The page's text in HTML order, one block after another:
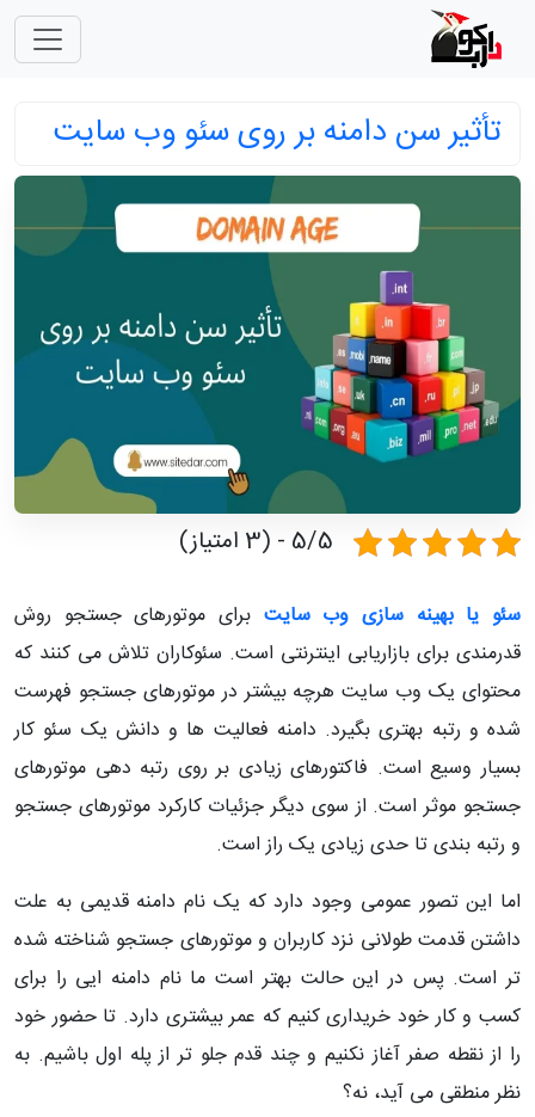
تأثیر سن دامنه بر روی سئو وب سایت
5/5 - (3 امتیاز)
سئو یا بهینه سازی وب سایت برای موتورهای جستجو روش
قدرمندی برای بازاریابی اینترنتی است. سئوکاران تلاش می کنند که
محتوای یک وب سایت هرچه بیشتر در موتورهای جستجو فهرست
شده و رتبه بهتری بگیرد. دامنه فعالیت ها و دانش یک سئو کار
بسیار وسیع است. فاکتورهای زیادی بر روی رتبه دهی موتورهای
جستجو موثر است. از سوی دیگر جزئیات کارکرد موتورهای جستجو
و رتبه بندی تا حدی زیادی یک راز است.
اما این تصور عمومی وجود دارد که یک نام دامنه قدیمی به علت
داشتن قدمت طولانی نزد کاربران و موتورهای جستجو شناخته شده
تر است. پس در این حالت بهتر است ما نام دامنه ایی را برای
کسب و کار خود خریداری کنیم که عمر بیشتری دارد. تا حضور خود
را از نقطه صفر آغاز نکنیم و چند قدم جلو تر از پله اول باشیم. به
نظر منطقی می آید، نه؟